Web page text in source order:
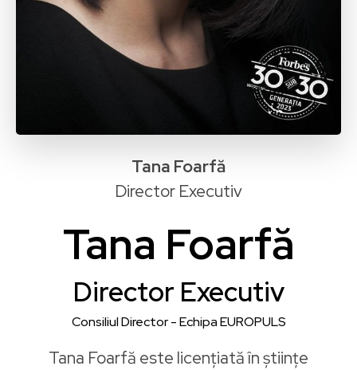
Tana Foarfă
Director Executiv
Tana Foarfă
Director Executiv
Consiliul Director - Echipa EUROPULS
Tana Foarfă este licențiată în științe